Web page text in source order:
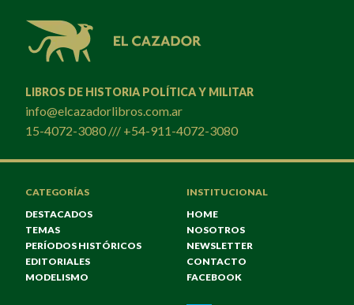
LIBROS DE HISTORIA POLÍTICA Y MILITAR
info@elcazadorlibros.com.ar
15-4072-3080 /// +54-911-4072-3080
CATEGORÍAS
DESTACADOS
TEMAS
PERÍODOS HISTÓRICOS
EDITORIALES
MODELISMO
INSTITUCIONAL
HOME
NOSOTROS
NEWSLETTER
CONTACTO
FACEBOOK